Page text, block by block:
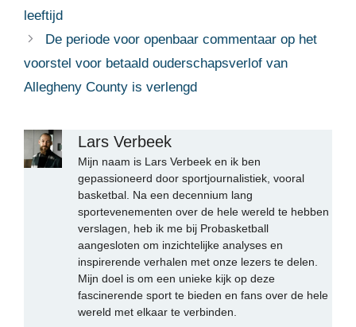
leeftijd
De periode voor openbaar commentaar op het
voorstel voor betaald ouderschapsverlof van
Allegheny County is verlengd
Lars Verbeek
Mijn naam is Lars Verbeek en ik ben
gepassioneerd door sportjournalistiek, vooral
basketbal. Na een decennium lang
sportevenementen over de hele wereld te hebben
verslagen, heb ik me bij Probasketball
aangesloten om inzichtelijke analyses en
inspirerende verhalen met onze lezers te delen.
Mijn doel is om een unieke kijk op deze
fascinerende sport te bieden en fans over de hele
wereld met elkaar te verbinden.